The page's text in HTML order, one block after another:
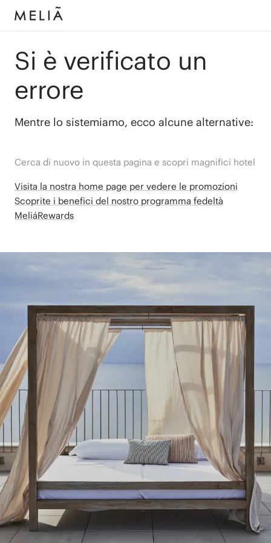
Si è verificato un
errore
Mentre lo sistemiamo, ecco alcune alternative:
Cerca di nuovo in questa pagina e scopri magnifici hotel
Visita la nostra home page per vedere le promozioni
Scoprite i benefici del nostro programma fedeltà
MeliáRewards